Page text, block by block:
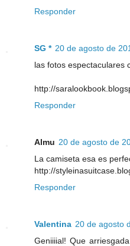
Responder
SG * 20 de agosto de
las fotos espectaculares
http://
Responder
Almu 20 de agosto de
La camiseta esa es
http://
Responder
Valentina 20 de agosto
Geniiiial! Que